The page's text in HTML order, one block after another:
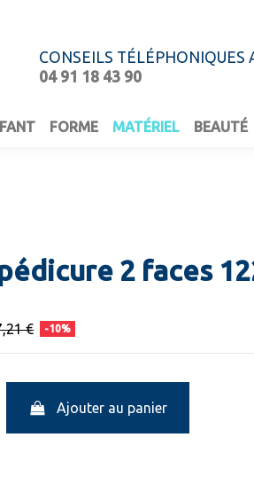
CONSEILS TÉLÉPHONIQUES
04 91 18 43 90
FORME MATÉRIEL BEAUTÉ
2 faces
€ -10%
Ajouter au panier